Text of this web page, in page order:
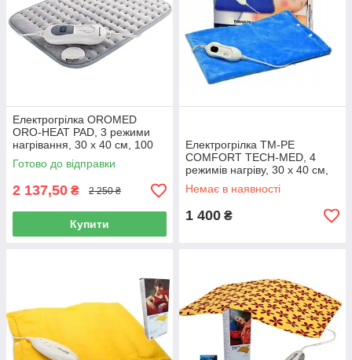
Електрогрілка OROMED
ORO-HEAT PAD, 3 режими
нагрівання, 30 x 40 см, 100
Вт, Польща
Готово до відправки
2 137,50 ₴ 2 250 ₴
Купити
Електрогрілка TM-PE
COMFORT TECH-MED, 4
режимів нагріву, 30 x 40 см,
100 Вт, Польща
Немає в наявності
1 400 ₴